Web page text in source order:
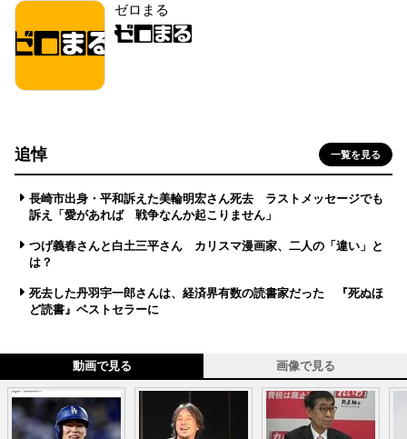
ゼロまる
追悼 一覧を見る
長崎市出身・平和訴えた美輪明宏さん死去 ラストメッセージでも
訴え「愛があれば 戦争なんか起こりません」
つげ義春さんと白土三平さん カリスマ漫画家、二人の「違い」と
は？
死去した丹羽宇一郎さんは、経済界有数の読書家だった 『死ぬほ
ど読書』ベストセラーに
動画で見る 画像で見る